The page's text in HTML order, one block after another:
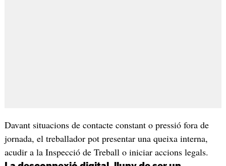
Davant situacions de contacte constant o pressió fora de
jornada, el treballador pot presentar una queixa interna,
acudir a la Inspecció de Treball o iniciar accions legals.